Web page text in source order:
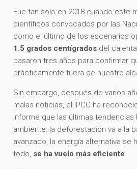
Fue tan solo en 2018 cuando este
científicos convocados por las
como el último de los escenarios
1.5 grados centígrados del
pasaron tres años para confirmar
prácticamente fuera de nuestro
Sin embargo, después de varios
malas noticias, el IPCC ha
informe que las últimas
ambiente: la deforestación va a la
avanzado, la energía alternativa se
todo, se ha vuelo más eficiente.